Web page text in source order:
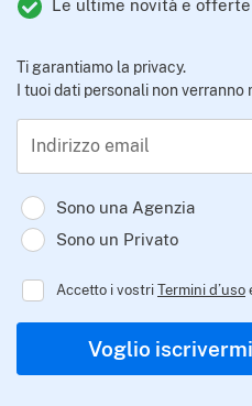
Le ultime novità e offerte
Ti garantiamo la privacy.
I tuoi dati personali non verranno
Indirizzo email
Sono una Agenzia
Sono un Privato
Accetto i vostriTermini d’uso
Voglio